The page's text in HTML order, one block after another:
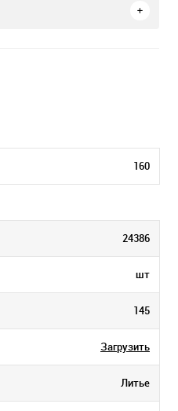
160
24386
шт
145
Загрузить
Литье